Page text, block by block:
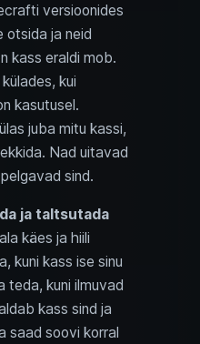
versioonides
otsida ja neid
kass eraldi mob.
kui
kasutusel.
juba mitu kassi,
Nad uitavad
sind.
ja taltsutada
käes ja hiili
kuni kass ise sinu
teda, kuni ilmuvad
kass sind ja
saad soovi korral